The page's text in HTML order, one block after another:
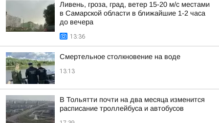
Ливень, гроза, град, ветер 15-20 м/с местами
в Самарской области в ближайшие 1-2 часа
до вечера
13:36
Смертельное столкновение на воде
13:13
В Тольятти почти на два месяца изменится
расписание троллейбуса и автобусов